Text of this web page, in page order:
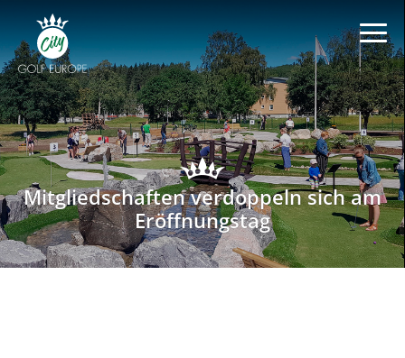
Mitgliedschaften verdoppeln sich am
Eröffnungstag